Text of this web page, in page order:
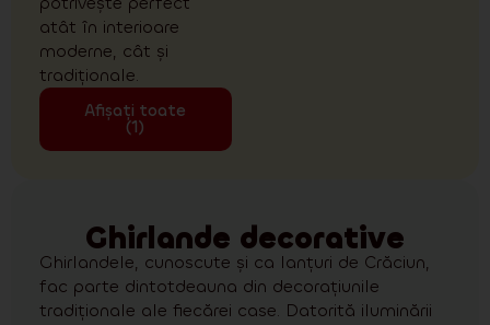
atât în interioare
moderne, cât și
tradiționale.
Afișați toate
(1)
Ghirlande decorative
Ghirlandele, cunoscute și ca lanțuri de Crăciun,
fac parte dintotdeauna din decorațiunile
tradiționale ale fiecărei case. Datorită iluminării